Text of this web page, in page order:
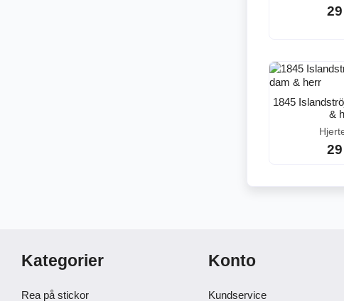
1845
&
Kategorier
Rea på stickor
Konto
Kundservice